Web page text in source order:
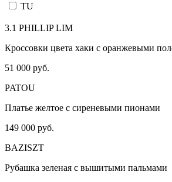
TU
3.1 PHILLIP LIM
Кроссовки цвета хаки с оранжевыми
51 000 руб.
PATOU
Платье желтое с сиреневыми пионами
149 000 руб.
BAZISZT
Рубашка зеленая с вышитыми пальмами